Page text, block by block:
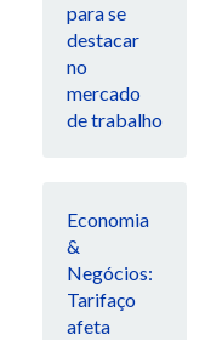
para se
destacar
no
mercado
de trabalho
Economia
&
Negócios:
Tarifaço
afeta